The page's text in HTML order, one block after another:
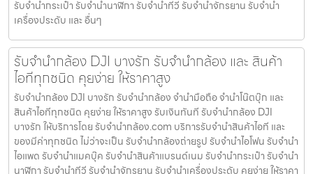
รับจํานํากระเป๋า รับจํานํานาฬิกา รับจํานําทีวี รับจํานําจักรยาน รับจํานํา
เครื่องประดับ และ อื่นๆ
รับจำนำกล้อง DJI บางรัก รับจํานํากล้อง และ สินค้า
ไอทีทุกชนิด คุยง่าย ให้ราคาสูง
รับจำนำกล้อง DJI บางรัก รับจํานํากล้อง จำนำมือถือ จำนำโน๊ตบุ๊ก และ
สินค้าไอทีทุกชนิด คุยง่าย ให้ราคาสูง รับเงินทันที รับจำนำกล้อง DJI
บางรัก ให้บริการโดย รับจํานํากล้อง.com บริการรับจํานําสินค้าไอที และ
ของมีค่าทุกชนิด ไม่ว่าจะเป็น รับจํานํากล้องถ่ายรูป รับจํานําไอโฟน รับจํานํา
ไอแพด รับจํานําแมคบุ๊ค รับจํานําสินค้าแบรนด์เนม รับจํานํากระเป๋า รับจํานํา
นาฬิกา รับจํานําทีวี รับจํานําจักรยาน รับจํานําเครื่องประดับ คุยง่าย ให้ราคา